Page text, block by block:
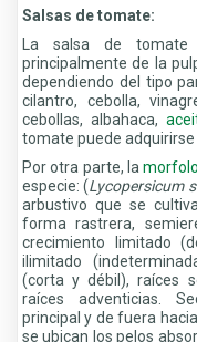
Salsas de tomate:
La salsa de tomate
principalmente de la
dependiendo del tipo
cilantro, cebolla,
cebollas, albahaca,
tomate puede
Por otra parte, la
especie: (Lycopersicum
arbustivo que se
forma rastrera,
crecimiento limitado
ilimitado
(corta y débil), raíces
raíces adventicias.
principal y de fuera
se ubican los pelos